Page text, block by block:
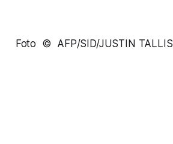
Foto © AFP/SID/JUSTIN TALLIS